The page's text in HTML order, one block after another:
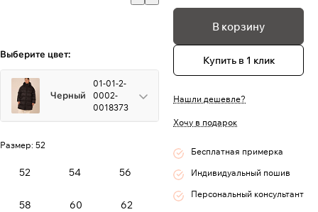
Выберите цвет:
Черный
01-01-2-
0002-
0018373
Размер: 52
52 54 56
58 60 62
В корзину
Купить в 1 клик
Нашли дешевле?
Хочу в подарок
Бесплатная примерка
Индивидуальный пошив
Персональный консультант